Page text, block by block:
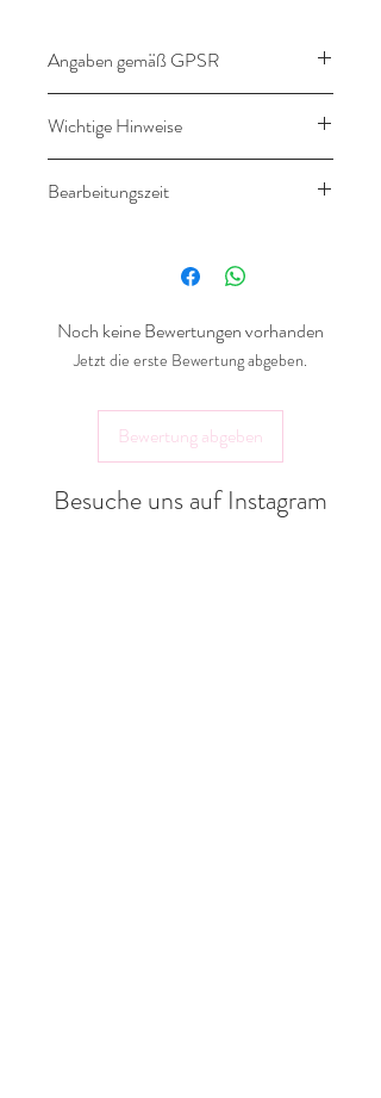
Angaben gemäß GPSR
Produktsicherheitsverordnung
(GPSR)
shop@landlebenliebe.de
Wichtige Hinweise
Wünschen angefertigt. Bitte beachte
Bearbeitungszeit
Noch keine Bewertungen vorhanden
Jetzt die erste Bewertung abgeben.
Bewertung abgeben
Besuche uns auf Instagram